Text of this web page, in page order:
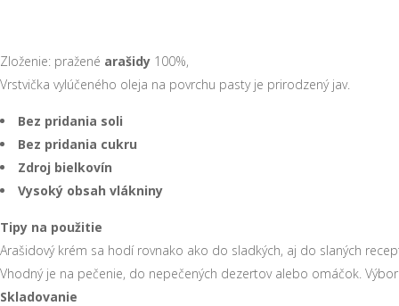
Zloženie: pražené arašidy 100%,
Vrstvička vylúčeného oleja na povrchu pasty je prirodzený jav.
Bez pridania soli
Bez pridania cukru
Zdroj bielkovín
Vysoký obsah vlákniny
Tipy na použitie
Arašidový krém sa hodí rovnako ako do sladkých, aj do slaných
Vhodný je na pečenie, do nepečených dezertov alebo omáčok.
Skladovanie